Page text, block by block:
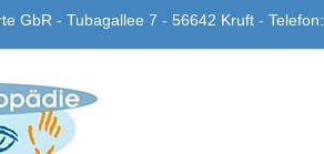
GbR - Tubagallee 7 - 56642 Kruft -